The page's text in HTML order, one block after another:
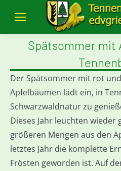
Spätsommer mit
Der Spätsommer mit rot
Apfelbäumen lädt ein, in
Schwarzwaldnatur zu
Dieses Jahr leuchten wieder
größeren Mengen aus den
letztes Jahr die komplette
Frösten geworden ist. Auf